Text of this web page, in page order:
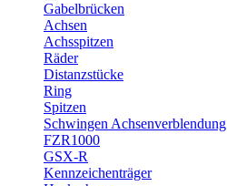
Gabelbrücken
Achsen
Achsspitzen
Räder
Distanzstücke
Ring
Spitzen
Schwingen Achsenverblendung
FZR1000
GSX-R
Kennzeichenträger